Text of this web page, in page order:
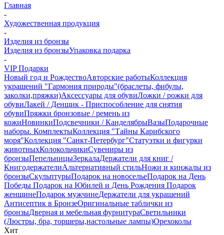
Главная
-
Художественная продукция
-
Изделия из бронзы
Изделия из бронзыУпаковка подарка
-
VIP Подарки
Новый год и РождествоАвторские работыКоллекция
украшений "Гармония природы"(браслеты, фибулы,
заколки,пряжки)Аксессуары для обувиЛожки / рожки для
обувиЛакей / Денщик - Приспособление для снятия
обувиПряжки бронзовые / ремень из
кожиНовинкиПодсвечники / КанделябрыВазыПодарочные
наборы. КомплектыКоллекция "Тайны Карибского
моря"Коллекция "Санкт-Петербург"Статуэтки и фигурки
животныхКолокольчикиСувениры из
бронзыПепельницыЗеркалаДержатели для книг /
КнигодержателиАльтернативный стильНожи и кинжалы из
бронзыСкульптурыПодарок на новосельеПодарок на День
Победы Подарок на Юбилей и День Рождения Подарок
женщинеПодарок мужчинеДержатели для украшений
Антисептик в БронзеОригинальные таблички из
бронзыДверная и мебельная фурнитураСветильники
(Люстры, бра, торшеры,настольные лампы)Орехоколы
Хит